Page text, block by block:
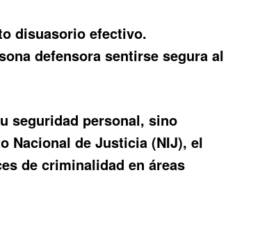
disuasorio efectivo.
defensora sentirse segura al
seguridad personal, sino
Nacional de Justicia (NIJ), el
de criminalidad en áreas